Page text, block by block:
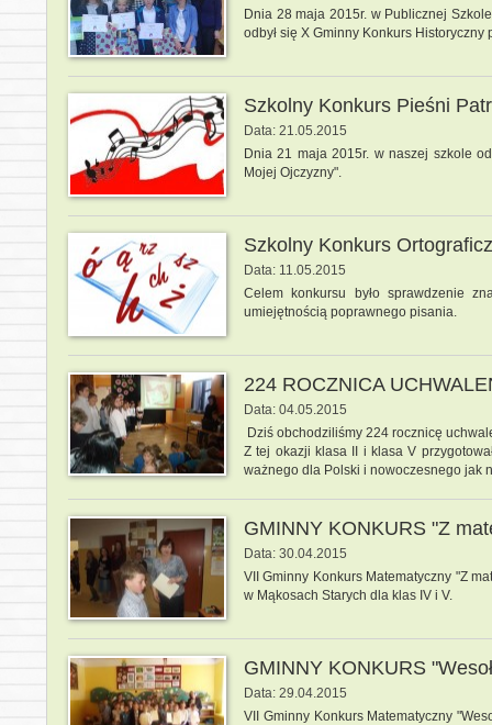
Dnia 28 maja 2015r. w Publicznej
odbył się X Gminny Konkurs Historyczny
Szkolny Konkurs Pieśni
Data: 21.05.2015
Dnia 21 maja 2015r. w naszej szkole
Mojej Ojczyzny".
Szkolny Konkurs
Data: 11.05.2015
Celem konkursu było sprawdzenie
umiejętnością poprawnego pisania.
224 ROCZNICA
Data: 04.05.2015
Dziś obchodziliśmy 224 rocznicę
Z tej okazji klasa II i klasa V
ważnego dla Polski i nowoczesnego jak
GMINNY KONKURS "Z
Data: 30.04.2015
VII Gminny Konkurs Matematyczny "Z
w Mąkosach Starych dla klas IV i V.
GMINNY KONKURS
Data: 29.04.2015
VII Gminny Konkurs Matematyczny